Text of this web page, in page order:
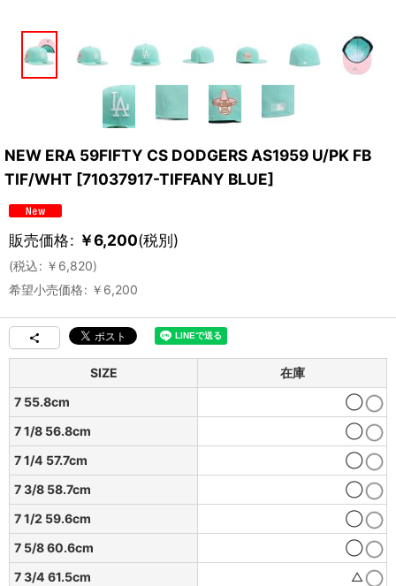
NEW ERA 59FIFTY CS DODGERS AS1959 U/PK FB
TIF/WHT [71037917-TIFFANY BLUE]
販売価格: ￥6,200(税別)
(税込: ￥ 6,820)
希望小売価格: ￥ 6,200
SIZE
在庫
7 55.8cm
◯
7 1/8 56.8cm
◯
7 1/4 57.7cm
◯
7 3/8 58.7cm
◯
7 1/2 59.6cm
◯
7 5/8 60.6cm
◯
7 3/4 61.5cm
△